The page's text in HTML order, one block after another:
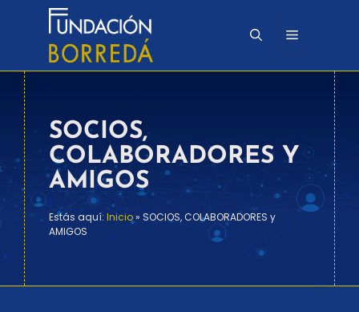
contenido
Menú
SOCIOS,
COLABORADORES Y
AMIGOS
Estás aquí: Inicio» SOCIOS, COLABORADORES y
AMIGOS